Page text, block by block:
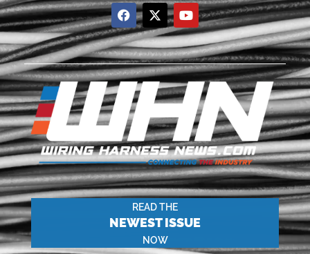
READ THE
NEWEST ISSUE
NOW